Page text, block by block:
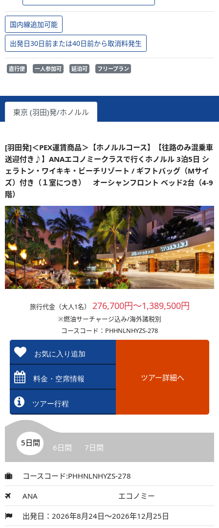
国内線追加可能
出発日30日前または40日前から取消料発生
直行便 一人参加可 延泊可 フリープラン
東京 (羽田)発/ホノルル
[羽田発]＜PEX運賃商品＞【ホノルルコース】【往路のみ混乗車
送迎付き♪】ANAエコノミークラスで行くホノルル 3泊5日 シ
ェラトン・ワイキキ・ビーチリゾート / ギフトバッグ（Mサイ
ズ）付き（１室につき） オーシャンフロント ベッド2台（4-9
階）
旅行代金（大人1名） 276,700円～1,389,500円
※燃油サーチャージ込み/海外諸税別
コースコード：PHHNLNHYZS-278
お気に入り追加
料金・空席情報
ツアー行程
ツアー詳細へ
5日間 6日間 7日間
コースコード:PHHNLNHYZS-278
ANA エコノミー
出発日：2026年8月24日～2026年12月25日